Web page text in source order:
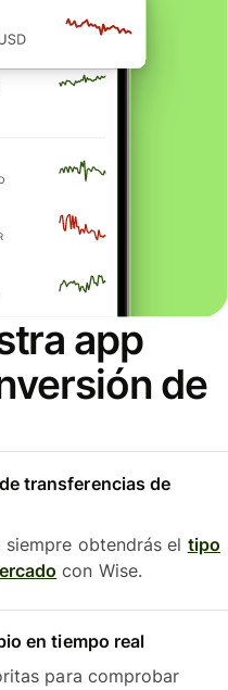
app
de
transferencias de
obtendrás el tipo
con Wise.
en tiempo real
para comprobar